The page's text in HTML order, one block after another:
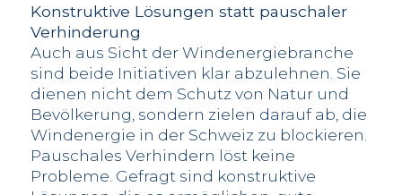
Konstruktive Lösungen statt pauschaler
Verhinderung
Auch aus Sicht der Windenergiebranche
sind beide Initiativen klar abzulehnen. Sie
dienen nicht dem Schutz von Natur und
Bevölkerung, sondern zielen darauf ab, die
Windenergie in der Schweiz zu blockieren.
Pauschales Verhindern löst keine
Probleme. Gefragt sind konstruktive